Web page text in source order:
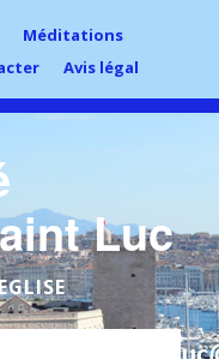
Méditations
Avis légal
Luc